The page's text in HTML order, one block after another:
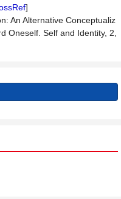
]
An Alternative Conceptualiz
Oneself. Self and Identity, 2,